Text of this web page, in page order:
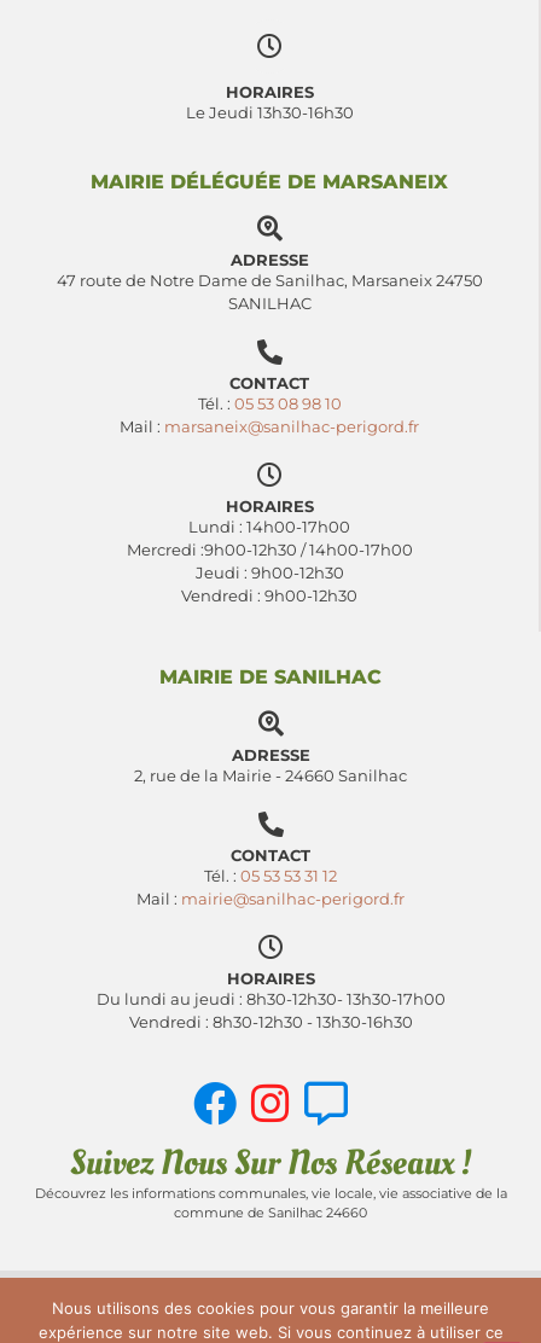
HORAIRES
Le Jeudi 13h30-16h30
MAIRIE DÉLÉGUÉE DE MARSANEIX
ADRESSE
47 route de Notre Dame de Sanilhac, Marsaneix 24750
SANILHAC
CONTACT
Tél. : 05 53 08 98 10
Mail : marsaneix@sanilhac-perigord.fr
HORAIRES
Lundi : 14h00-17h00
Mercredi :9h00-12h30 / 14h00-17h00
Jeudi : 9h00-12h30
Vendredi : 9h00-12h30
MAIRIE DE SANILHAC
ADRESSE
2, rue de la Mairie - 24660 Sanilhac
CONTACT
Tél. : 05 53 53 31 12
Mail : mairie@sanilhac-perigord.fr
HORAIRES
Du lundi au jeudi : 8h30-12h30- 13h30-17h00
Vendredi : 8h30-12h30 - 13h30-16h30
Suivez Nous Sur Nos Réseaux !
Découvrez les informations communales, vie locale, vie associative de la
commune de Sanilhac 24660
PLAN DU SITE MENTIONS LÉGALES
Nous utilisons des cookies pour vous garantir la meilleure
expérience sur notre site web. Si vous continuez à utiliser ce